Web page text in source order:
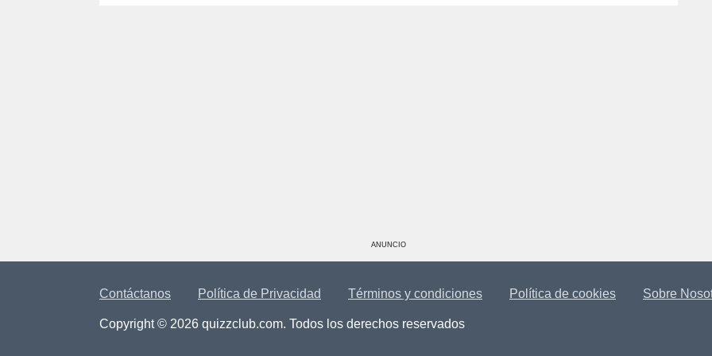
ANUNCIO
Contáctanos Política de Privacidad Términos y condiciones Política de cookies Sobre
Copyright © 2026 quizzclub.com. Todos los derechos reservados